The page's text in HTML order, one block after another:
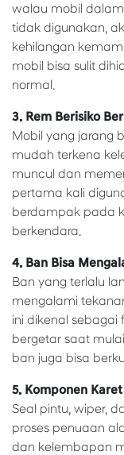
walau mobil
tidak digunakan,
kehilangan
mobil bisa sulit
normal.
3. Rem Berisiko
Mobil yang jarang
mudah terkena
muncul dan
pertama kali
berdampak pada
berkendara.
4. Ban Bisa
Ban yang terlalu
mengalami
ini dikenal
bergetar saat
ban juga bisa
5. Komponen
Seal pintu, wiper,
proses penuaan
dan kelembapan